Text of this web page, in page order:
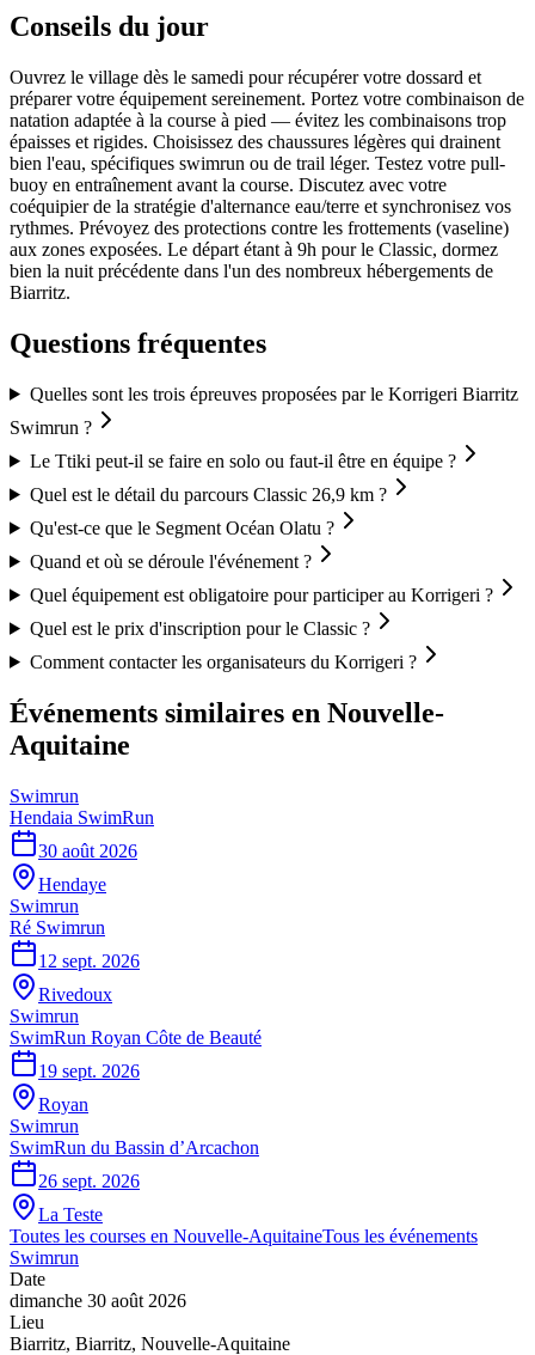
Conseils du jour
Ouvrez le village dès le samedi pour récupérer votre dossard et
préparer votre équipement sereinement. Portez votre combinaison de
natation adaptée à la course à pied — évitez les combinaisons trop
épaisses et rigides. Choisissez des chaussures légères qui drainent
bien l'eau, spécifiques swimrun ou de trail léger. Testez votre pull-
buoy en entraînement avant la course. Discutez avec votre
coéquipier de la stratégie d'alternance eau/terre et synchronisez vos
rythmes. Prévoyez des protections contre les frottements (vaseline)
aux zones exposées. Le départ étant à 9h pour le Classic, dormez
bien la nuit précédente dans l'un des nombreux hébergements de
Biarritz.
Questions fréquentes
Quelles sont les trois épreuves proposées par le Korrigeri Biarritz
Swimrun ?
Le Ttiki peut-il se faire en solo ou faut-il être en équipe ?
Quel est le détail du parcours Classic 26,9 km ?
Qu'est-ce que le Segment Océan Olatu ?
Quand et où se déroule l'événement ?
Quel équipement est obligatoire pour participer au Korrigeri ?
Quel est le prix d'inscription pour le Classic ?
Comment contacter les organisateurs du Korrigeri ?
Événements similaires en Nouvelle-
Aquitaine
Swimrun
Hendaia SwimRun
30 août 2026
Hendaye
Swimrun
Ré Swimrun
12 sept. 2026
Rivedoux
Swimrun
SwimRun Royan Côte de Beauté
19 sept. 2026
Royan
Swimrun
SwimRun du Bassin d’Arcachon
26 sept. 2026
La Teste
Toutes les courses en Nouvelle-AquitaineTous les événements
Swimrun
Date
dimanche 30 août 2026
Lieu
Biarritz, Biarritz, Nouvelle-Aquitaine